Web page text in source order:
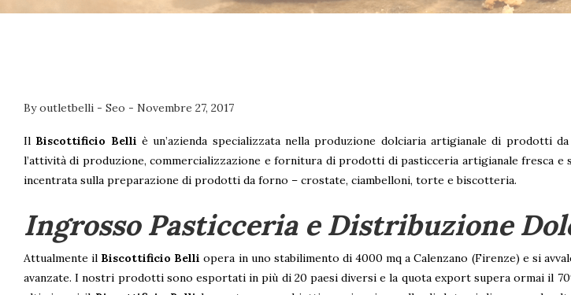
Byoutletbelli - Seo - Novembre 27, 2017
Il Biscottificio Belli è un’azienda specializzata nella produzione dolciaria artigianale di prodotti
l’attività di produzione, commercializzazione e fornitura di prodotti di pasticceria artigianale fresca e
incentrata sulla preparazione di prodotti da forno – crostate, ciambelloni, torte e biscotteria.
Ingrosso Pasticceria e Distribuzione
Attualmente il Biscottificio Belli opera in uno stabilimento di 4000 mq a Calenzano (Firenze) e si
avanzate. I nostri prodotti sono esportati in più di 20 paesi diversi e la quota export supera ormai il